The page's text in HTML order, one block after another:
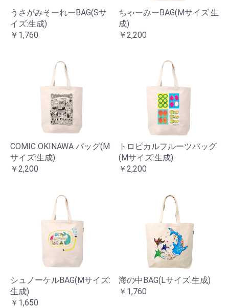
うさがみそーれーBAG(Sサ
イズ:生成)
￥1,760
ちゃーみーBAG(Mサイズ:生
成)
￥2,200
COMIC OKINAWA バッグ(M
サイズ:生成)
￥2,200
トロピカルフルーツバッグ
(Mサイズ:生成)
￥2,200
シュノーケルBAG(Mサイズ:
生成)
￥1,650
海の中BAG(Lサイズ:生成)
￥1,760